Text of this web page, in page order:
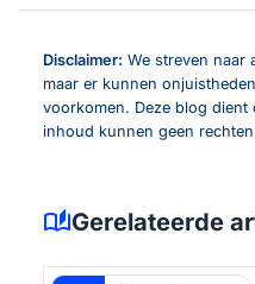
Disclaimer: We streven naar
maar er kunnen
voorkomen. Deze blog
inhoud kunnen geen
auto_storiesGerelateerde